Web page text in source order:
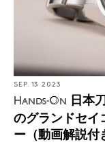
SEP. 13 2023
Hands-On 日本
のグランドセイ
ー（動画解説付